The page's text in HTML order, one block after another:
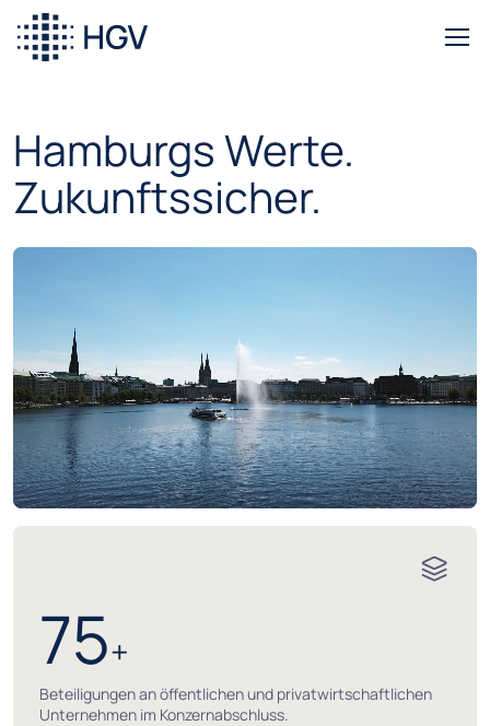
Hamburgs Werte.
Zukunftssicher.
75+
Beteiligungen an öffentlichen und privatwirtschaftlichen
Unternehmen im Konzernabschluss.